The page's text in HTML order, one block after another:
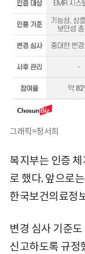
그래픽=정서희
복지부는 인증
로 했다. 앞으로
한국보건의료정
변경 심사 기준
신고하도록 규정